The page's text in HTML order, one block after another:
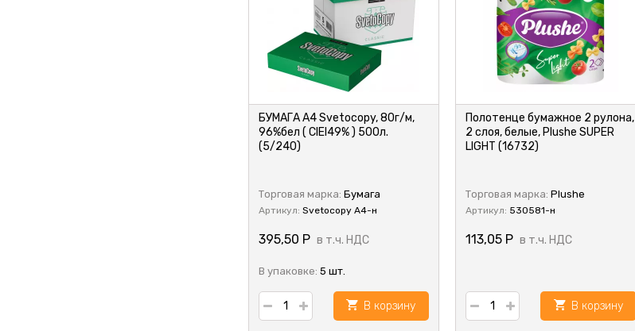
БУМАГА А4 Svetocopy, 80г/м,
96%бел ( CIEI49% ) 500л.
(5/240)
Торговая марка: Бумага
Артикул: Svetocopy А4-н
395,50 Р в т.ч. НДС
В упаковке: 5 шт.
В корзину
Полотенце бумажное 2 рулона,
2 слоя, белые, Plushe SUPER
LIGHT (16732)
Торговая марка: Plushe
Артикул: 530581-н
113,05 Р в т.ч. НДС
В корзину